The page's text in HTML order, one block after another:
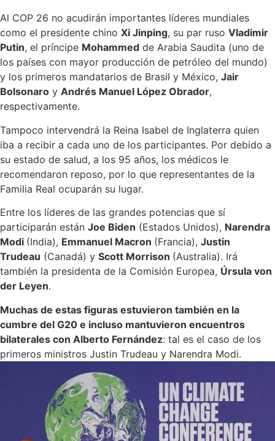
Al COP 26 no acudirán importantes líderes mundiales
como el presidente chino Xi Jinping, su par ruso Vladimir
Putin, el príncipe Mohammed de Arabia Saudita (uno de
los países con mayor producción de petróleo del mundo)
y los primeros mandatarios de Brasil y México, Jair
Bolsonaro y Andrés Manuel López Obrador,
respectivamente.
Tampoco intervendrá la Reina Isabel de Inglaterra quien
iba a recibir a cada uno de los participantes. Por debido a
su estado de salud, a los 95 años, los médicos le
recomendaron reposo, por lo que representantes de la
Familia Real ocuparán su lugar.
Entre los líderes de las grandes potencias que sí
participarán están Joe Biden (Estados Unidos), Narendra
Modi (India), Emmanuel Macron (Francia), Justin
Trudeau (Canadá) y Scott Morrison (Australia). Irá
también la presidenta de la Comisión Europea, Úrsula von
der Leyen.
Muchas de estas figuras estuvieron también en la
cumbre del G20 e incluso mantuvieron encuentros
bilaterales con Alberto Fernández: tal es el caso de los
primeros ministros Justin Trudeau y Narendra Modi.